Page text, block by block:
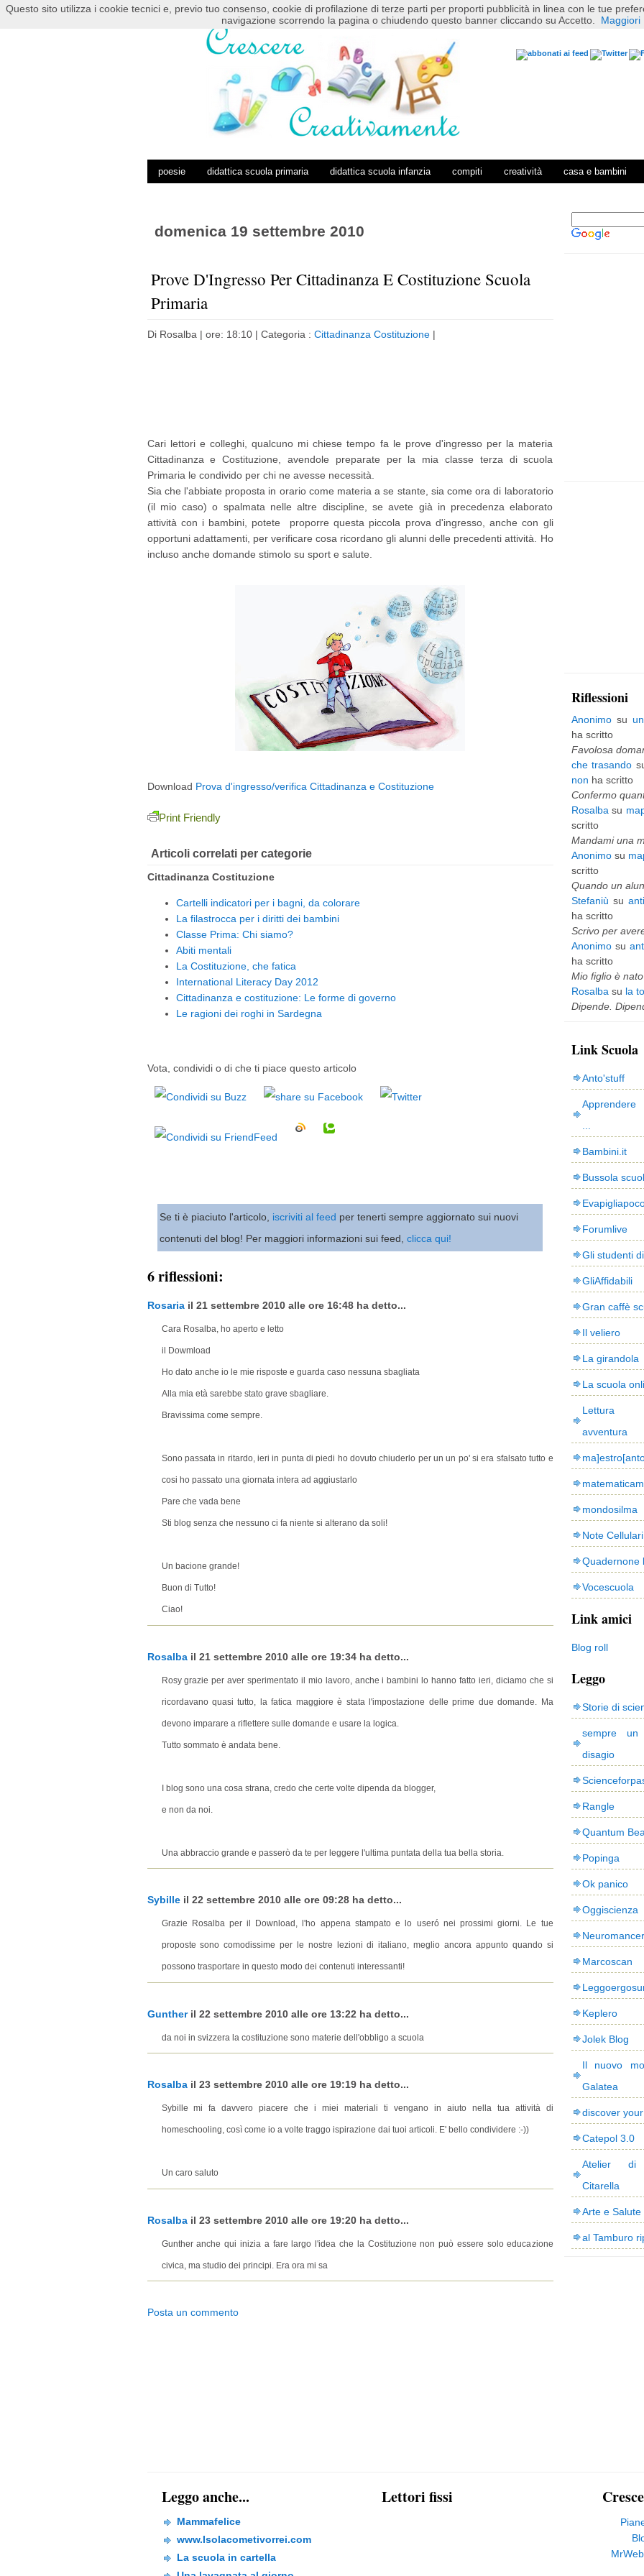
HOME POSTS RSS COMMENTS RSS
poesie didattica scuola primaria didattica scuola infanzia compiti creatività casa e bambini
domenica 19 settembre 2010
Prove D'Ingresso Per Cittadinanza E Costituzione Scuola
Primaria
Di Rosalba | ore: 18:10 | Categoria : Cittadinanza Costituzione |
Cari lettori e colleghi, qualcuno mi chiese tempo fa le prove d'ingresso per la materia
Cittadinanza e Costituzione, avendole preparate per la mia classe terza di scuola
Primaria le condivido per chi ne avesse necessità.
Sia che l'abbiate proposta in orario come materia a se stante, sia come ora di laboratorio
(il mio caso) o spalmata nelle altre discipline, se avete già in precedenza elaborato
attività con i bambini, potete proporre questa piccola prova d'ingresso, anche con gli
opportuni adattamenti, per verificare cosa ricordano gli alunni delle precedenti attività. Ho
incluso anche domande stimolo su sport e salute.
Download Prova d'ingresso/verifica Cittadinanza e Costituzione
Print Friendly
Articoli correlati per categorie
Cittadinanza Costituzione
Cartelli indicatori per i bagni, da colorare
La filastrocca per i diritti dei bambini
Classe Prima: Chi siamo?
Abiti mentali
La Costituzione, che fatica
International Literacy Day 2012
Cittadinanza e costituzione: Le forme di governo
Le ragioni dei roghi in Sardegna
Vota, condividi o di che ti piace questo articolo
Se ti è piaciuto l'articolo, iscriviti al feed per tenerti sempre aggiornato sui nuovi
contenuti del blog! Per maggiori informazioni sui feed, clicca qui!
6 riflessioni:
Rosariail 21 settembre 2010 alle ore 16:48 ha detto...
Cara Rosalba, ho aperto e letto
il Dowmload
Ho dato anche io le mie risposte e guarda caso nessuna sbagliata
Alla mia età sarebbe stato grave sbagliare.
Bravissima come sempre.
Sono passata in ritardo, ieri in punta di piedi ho dovuto chiuderlo per un un po' si era sfalsato tutto e
cosi ho passato una giornata intera ad aggiustarlo
Pare che vada bene
Sti blog senza che nessuno ci fa niente si alterano da soli!
Un bacione grande!
Buon di Tutto!
Ciao!
Rosalbail 21 settembre 2010 alle ore 19:34 ha detto...
Rosy grazie per aver sperimentato il mio lavoro, anche i bambini lo hanno fatto ieri, diciamo che si
ricordavano quasi tutto, la fatica maggiore è stata l'impostazione delle prime due domande. Ma
devono imparare a riflettere sulle domande e usare la logica.
Tutto sommato è andata bene.
I blog sono una cosa strana, credo che certe volte dipenda da blogger,
e non da noi.
Una abbraccio grande e passerò da te per leggere l'ultima puntata della tua bella storia.
Sybilleil 22 settembre 2010 alle ore 09:28 ha detto...
Grazie Rosalba per il Download, l'ho appena stampato e lo useró nei prossimi giorni. Le tue
proposte sono comodissime per le nostre lezioni di italiano, meglio ancora appunto quando si
possono trasportare in questo modo dei contenuti interessanti!
Guntheril 22 settembre 2010 alle ore 13:22 ha detto...
da noi in svizzera la costituzione sono materie dell'obbligo a scuola
Rosalbail 23 settembre 2010 alle ore 19:19 ha detto...
Sybille mi fa davvero piacere che i miei materiali ti vengano in aiuto nella tua attività di
homeschooling, così come io a volte traggo ispirazione dai tuoi articoli. E' bello condividere :-))
Un caro saluto
Rosalbail 23 settembre 2010 alle ore 19:20 ha detto...
Gunther anche qui inizia a fare largo l'idea che la Costituzione non può essere solo educazione
civica, ma studio dei principi. Era ora mi sa
Posta un commento
Riflessioni
Anonimosu
ha scritto
Favolosa
che trasando
non ha scritto
Confermo
Rosalba su
scritto
Mandami una
Anonimosu
scritto
Quando un
Stefaniù su
ha scritto
Scrivo per avere
Anonimosu
ha scritto
Mio figlio è nato
Rosalba su la
Dipende.
Link Scuola
Anto'stuff
Bambini.it
Bussola
Forumlive
Gli studenti
GliAffidabili
Gran caffè
Il veliero
La girandola
La scuola
avventura
mondosilma
Note Cellulari
Quadernone
Vocescuola
Link amici
Blog roll
Leggo
Storie di
sempre
disagio
Rangle
Quantum
Popinga
Ok panico
Oggiscienza
Neuromancer
Marcoscan
Keplero
Jolek Blog
Il nuovo
Galatea
discover
Catepol 3.0
Atelier di
Citarella
Arte e Salute
al Tamburo
Leggo anche...
Mammafelice
www.Isolacometivorrei.com
La scuola in cartella
Lettori fissi
Questo sito utilizza i cookie tecnici e, previo tuo consenso, cookie di profilazione di terze parti per proporti pubblicità in linea con le tue
navigazione scorrendo la pagina o chiudendo questo banner cliccando su Accetto.
Maggiori